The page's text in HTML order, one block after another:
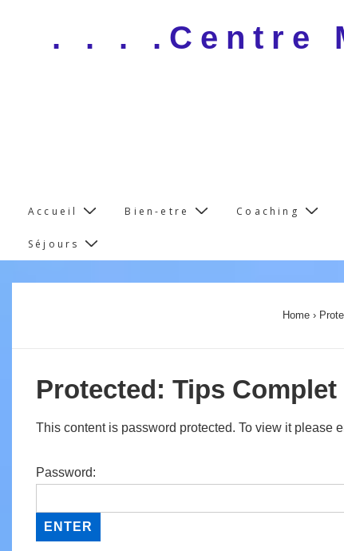
. . . .Centre
Main
Navigation
Accueil Bien-etre Coaching
Séjours
Home ›
Protected: Tips Complet
This content is password protected. To view it please
Password: